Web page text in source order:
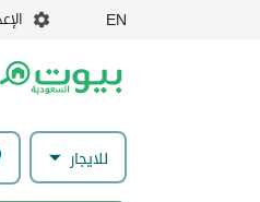
EN
للايجار